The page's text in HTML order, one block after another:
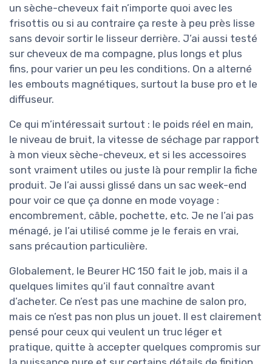
un sèche-cheveux fait n’importe quoi avec les
frisottis ou si au contraire ça reste à peu près lisse
sans devoir sortir le lisseur derrière. J’ai aussi testé
sur cheveux de ma compagne, plus longs et plus
fins, pour varier un peu les conditions. On a alterné
les embouts magnétiques, surtout la buse pro et le
diffuseur.
Ce qui m’intéressait surtout : le poids réel en main,
le niveau de bruit, la vitesse de séchage par rapport
à mon vieux sèche-cheveux, et si les accessoires
sont vraiment utiles ou juste là pour remplir la fiche
produit. Je l’ai aussi glissé dans un sac week-end
pour voir ce que ça donne en mode voyage :
encombrement, câble, pochette, etc. Je ne l’ai pas
ménagé, je l’ai utilisé comme je le ferais en vrai,
sans précaution particulière.
Globalement, le Beurer HC 150 fait le job, mais il a
quelques limites qu’il faut connaître avant
d’acheter. Ce n’est pas une machine de salon pro,
mais ce n’est pas non plus un jouet. Il est clairement
pensé pour ceux qui veulent un truc léger et
pratique, quitte à accepter quelques compromis sur